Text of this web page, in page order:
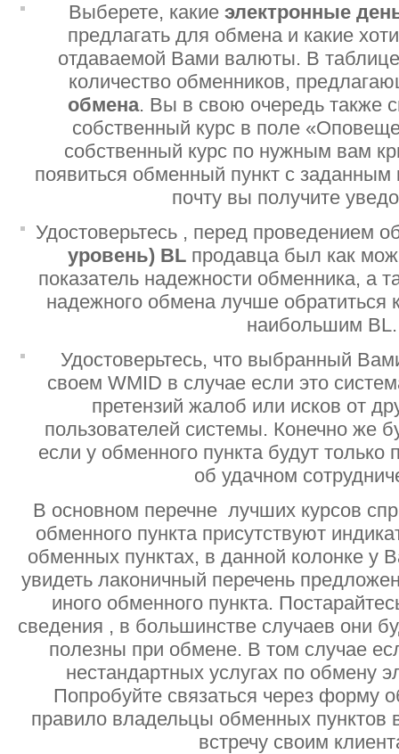
Выберете, какие электронные
предлагать для обмена и какие
отдаваемой Вами валюты. В таблице
количество обменников,
обмена. Вы в свою очередь также
собственный курс в поле
собственный курс по нужным вам
появиться обменный пункт с заданным
почту вы получите
Удостоверьтесь , перед проведением
уровень) BL продавца был как
показатель надежности обменника, а
надежного обмена лучше
наибольшим BL.
Удостоверьтесь, что выбранный
своем WMID в случае если это
претензий жалоб или исков от
пользователей системы. Конечно же
если у обменного пункта будут
об удачном
В основном перечне лучших курсов
обменного пункта присутствуют
обменных пунктах, в данной колонке у
увидеть лаконичный перечень
иного обменного пункта.
сведения , в большинстве случаев они
полезны при обмене. В том случае
нестандартных услугах по обмену
Попробуйте связаться через форму
правило владельцы обменных пунктов
встречу своим